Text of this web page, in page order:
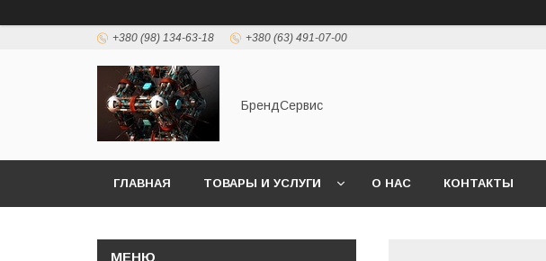
+380 (98) 134-63-18 +380 (63) 491-07-00
БрендСервис
ГЛАВНАЯ ТОВАРЫ И УСЛУГИ О НАС КОНТАКТЫ